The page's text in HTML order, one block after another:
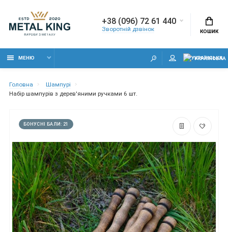
+38 (096) 72 61 440
Зворотній дзвінок КОШИК
МЕНЮ УКРАЇНСЬКА
Головна
Шампурі
Набір шампурів з дерев'яними ручками 6 шт.
БОНУСНІ БАЛИ: 21